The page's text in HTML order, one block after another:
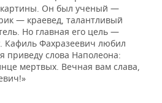
картины. Он был ученый —
— краевед, талантливый
Но главная его цель —
Кафиль Фахразеевич любил
приведу слова Наполеона:
мертвых. Вечная вам слава,